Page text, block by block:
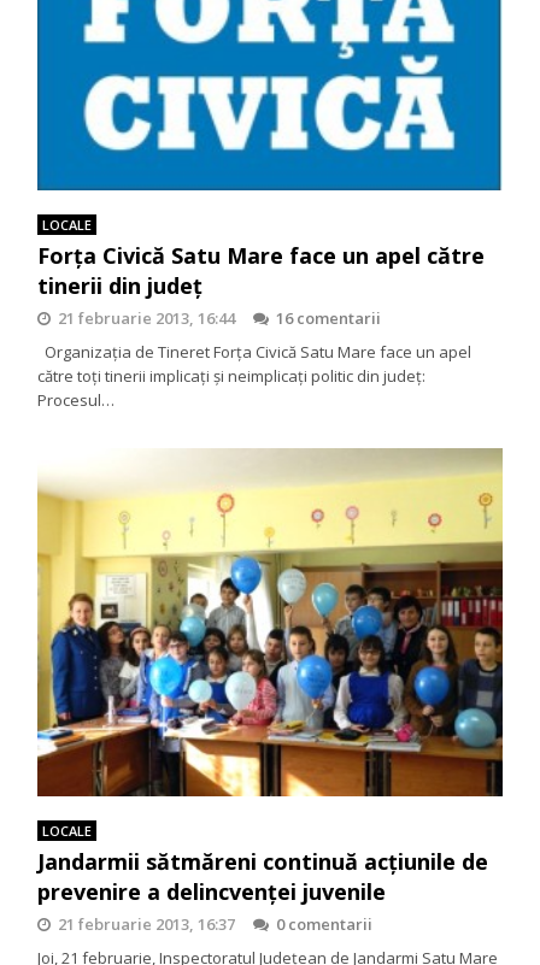
LOCALE
Forţa Civică Satu Mare face un apel către
tinerii din judeţ
21 februarie 2013, 16:44
16 comentarii
Organizația de Tineret Forţa Civică Satu Mare face un apel
către toți tinerii implicați și neimplicați politic din judeţ:
Procesul…
LOCALE
Jandarmii sătmăreni continuă acţiunile de
prevenire a delincvenţei juvenile
21 februarie 2013, 16:37
0 comentarii
Joi, 21 februarie, Inspectoratul Judeţean de Jandarmi Satu Mare